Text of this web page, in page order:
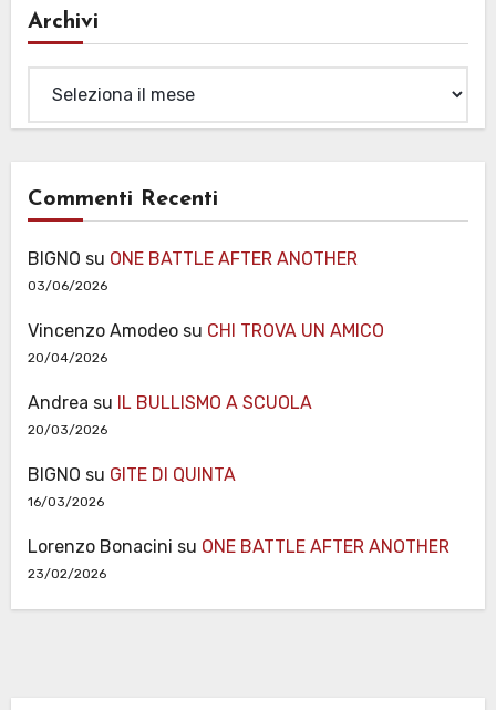
Archivi
Commenti Recenti
BIGNO su ONE BATTLE AFTER ANOTHER
03/06/2026
Vincenzo Amodeosu CHI TROVA UN AMICO
20/04/2026
Andrea su IL BULLISMO A SCUOLA
20/03/2026
BIGNO su GITE DI QUINTA
16/03/2026
Lorenzo Bonacini su ONE BATTLE AFTER ANOTHER
23/02/2026